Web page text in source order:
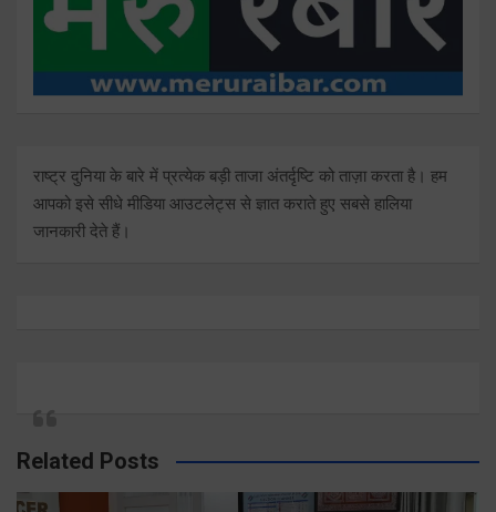
राष्ट्र दुनिया के बारे में प्रत्येक बड़ी ताजा अंतर्दृष्टि को ताज़ा करता है। हम
आपको इसे सीधे मीडिया आउटलेट्स से ज्ञात कराते हुए सबसे हालिया
जानकारी देते हैं।
Related Posts